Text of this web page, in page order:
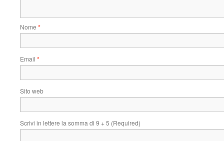
Nome *
Email *
Sito web
Scrivi in lettere la somma di 9 + 5 (Required)